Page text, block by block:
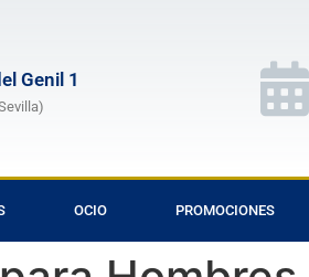
Genil 1
OCIO PROMOCIONES